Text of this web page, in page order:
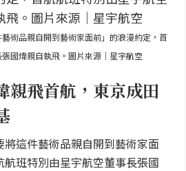
術品親自開到藝術家面前」的浪漫約定，首
國煒親自執飛。圖片來源｜星宇航空
親飛首航，東京成田
這件藝術品親自開到藝術家面
班特別由星宇航空董事長張國